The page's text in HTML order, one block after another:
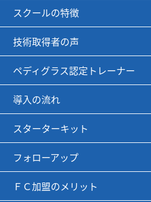
スクールの特徴
技術取得者の声
ペディグラス認定トレーナー
導入の流れ
スターターキット
フォローアップ
ＦＣ加盟のメリット